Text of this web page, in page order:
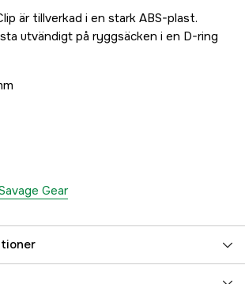
är tillverkad i en stark ABS-plast.
utvändigt på ryggsäcken i en D-ring
Gear
5000014029